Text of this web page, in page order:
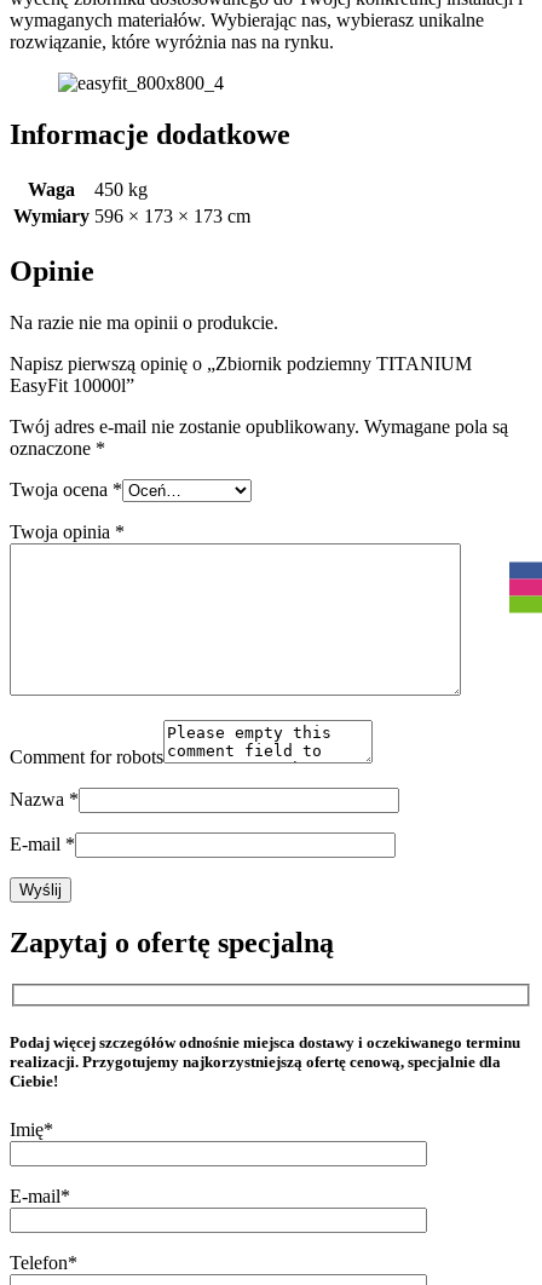
wymaganych materiałów. Wybierając nas, wybierasz unikalne
rozwiązanie, które wyróżnia nas na rynku.
Informacje dodatkowe
Waga
450 kg
Wymiary 596 × 173 × 173 cm
Opinie
Na razie nie ma opinii o produkcie.
Napisz pierwszą opinię o „Zbiornik podziemny TITANIUM
EasyFit 10000l”
Twój adres e-mail nie zostanie opublikowany. Wymagane pola są
oznaczone *
Twoja ocena *
Twoja opinia *
Comment for robots
Nazwa *
E-mail *
Zapytaj o ofertę specjalną
Podaj więcej szczegółów odnośnie miejsca dostawy i oczekiwanego terminu
realizacji. Przygotujemy najkorzystniejszą ofertę cenową, specjalnie dla
Ciebie!
Imię*
E-mail*
Telefon*